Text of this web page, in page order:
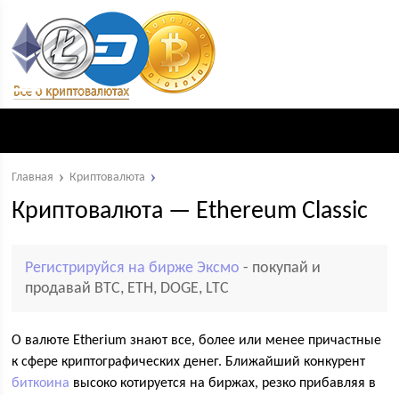
Главная Криптовалюта
Криптовалюта — Ethereum Classic
Регистрируйся на бирже Эксмо - покупай и
продавай BTC, ETH, DOGE, LTC
О валюте Etherium знают все, более или менее причастные
к сфере криптографических денег. Ближайший конкурент
биткоина высоко котируется на биржах, резко прибавляя в